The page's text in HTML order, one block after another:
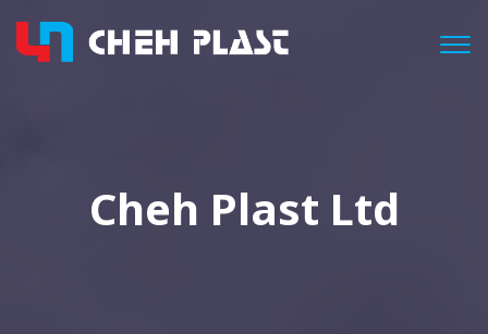
Cheh Plast Ltd